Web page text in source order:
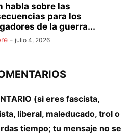
habla sobre las
para los
de la guerra...
- julio 4, 2026
(si eres fascista,
liberal, maleducado, trol o
tiempo; tu mensaje no se